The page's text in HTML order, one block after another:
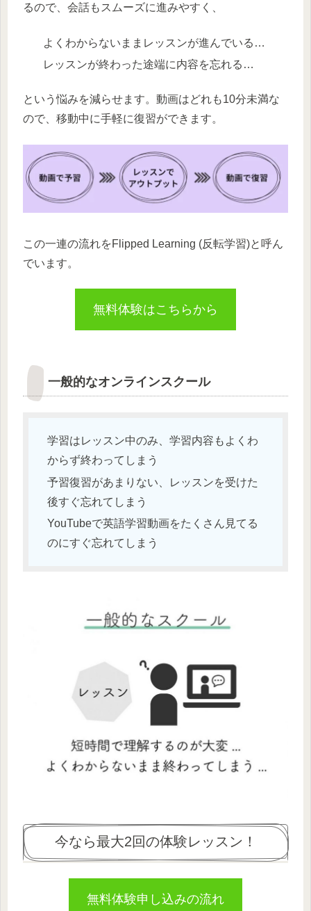
るので、会話もスムーズに進みやすく、
よくわからないままレッスンが進んでいる…
レッスンが終わった途端に内容を忘れる…
という悩みを減らせます。動画はどれも10分未満な
ので、移動中に手軽に復習ができます。
この一連の流れをFlipped Learning (反転学習)と呼ん
でいます。
無料体験はこちらから
一般的なオンラインスクール
学習はレッスン中のみ、学習内容もよくわ
からず終わってしまう
予習復習があまりない、レッスンを受けた
後すぐ忘れてしまう
YouTubeで英語学習動画をたくさん見てる
のにすぐ忘れてしまう
今なら最大2回の体験レッスン！
無料体験申し込みの流れ